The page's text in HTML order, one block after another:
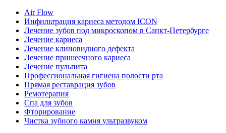
Air Flow
Инфильтрация кариеса методом ICON
Лечение зубов под микроскопом в Санкт-Петербурге
Лечение кариеса
Лечение клиновидного дефекта
Лечение пришеечного кариеса
Лечение пульпита
Профессиональная гигиена полости рта
Прямая реставрация зубов
Ремотерапия
Спа для зубов
Фторирование
Чистка зубного камня ультразвуком